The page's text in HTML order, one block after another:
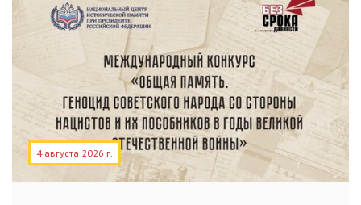
4 августа 2026 г.